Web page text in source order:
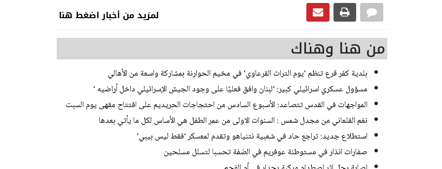
لمزيد من أخبار اضغط هنا
من هنا وهناك
بلدية كفر قرع تنظم ‘يوم التراث القرعاوي‘ في مخيم الحوارنة بمشاركة واسعة من الأهالي
مسؤول عسكري اسرائيلي كبير: ‘لبنان وافق فعليًا على وجود الجيش الإسرائيلي داخل أراضيه ‘
المواجهات في القدس تتصاعد: الأسبوع السادس من احتجاجات الحريديم على افتتاح مقهى يوم السبت
نغم القلعاني من مجدل شمس : السنوات الاولى من عمر الطفل هي الأساس لكل ما يأتي بعدها
استطلاع جديد: تراجع حاد في شعبية نتنياهو وتقدم لمعسكر ‘فقط ليس بيبي‘
صفارات انذار في مستوطنة عوفريم في الضفة تحسبا لتسلل مسلحين